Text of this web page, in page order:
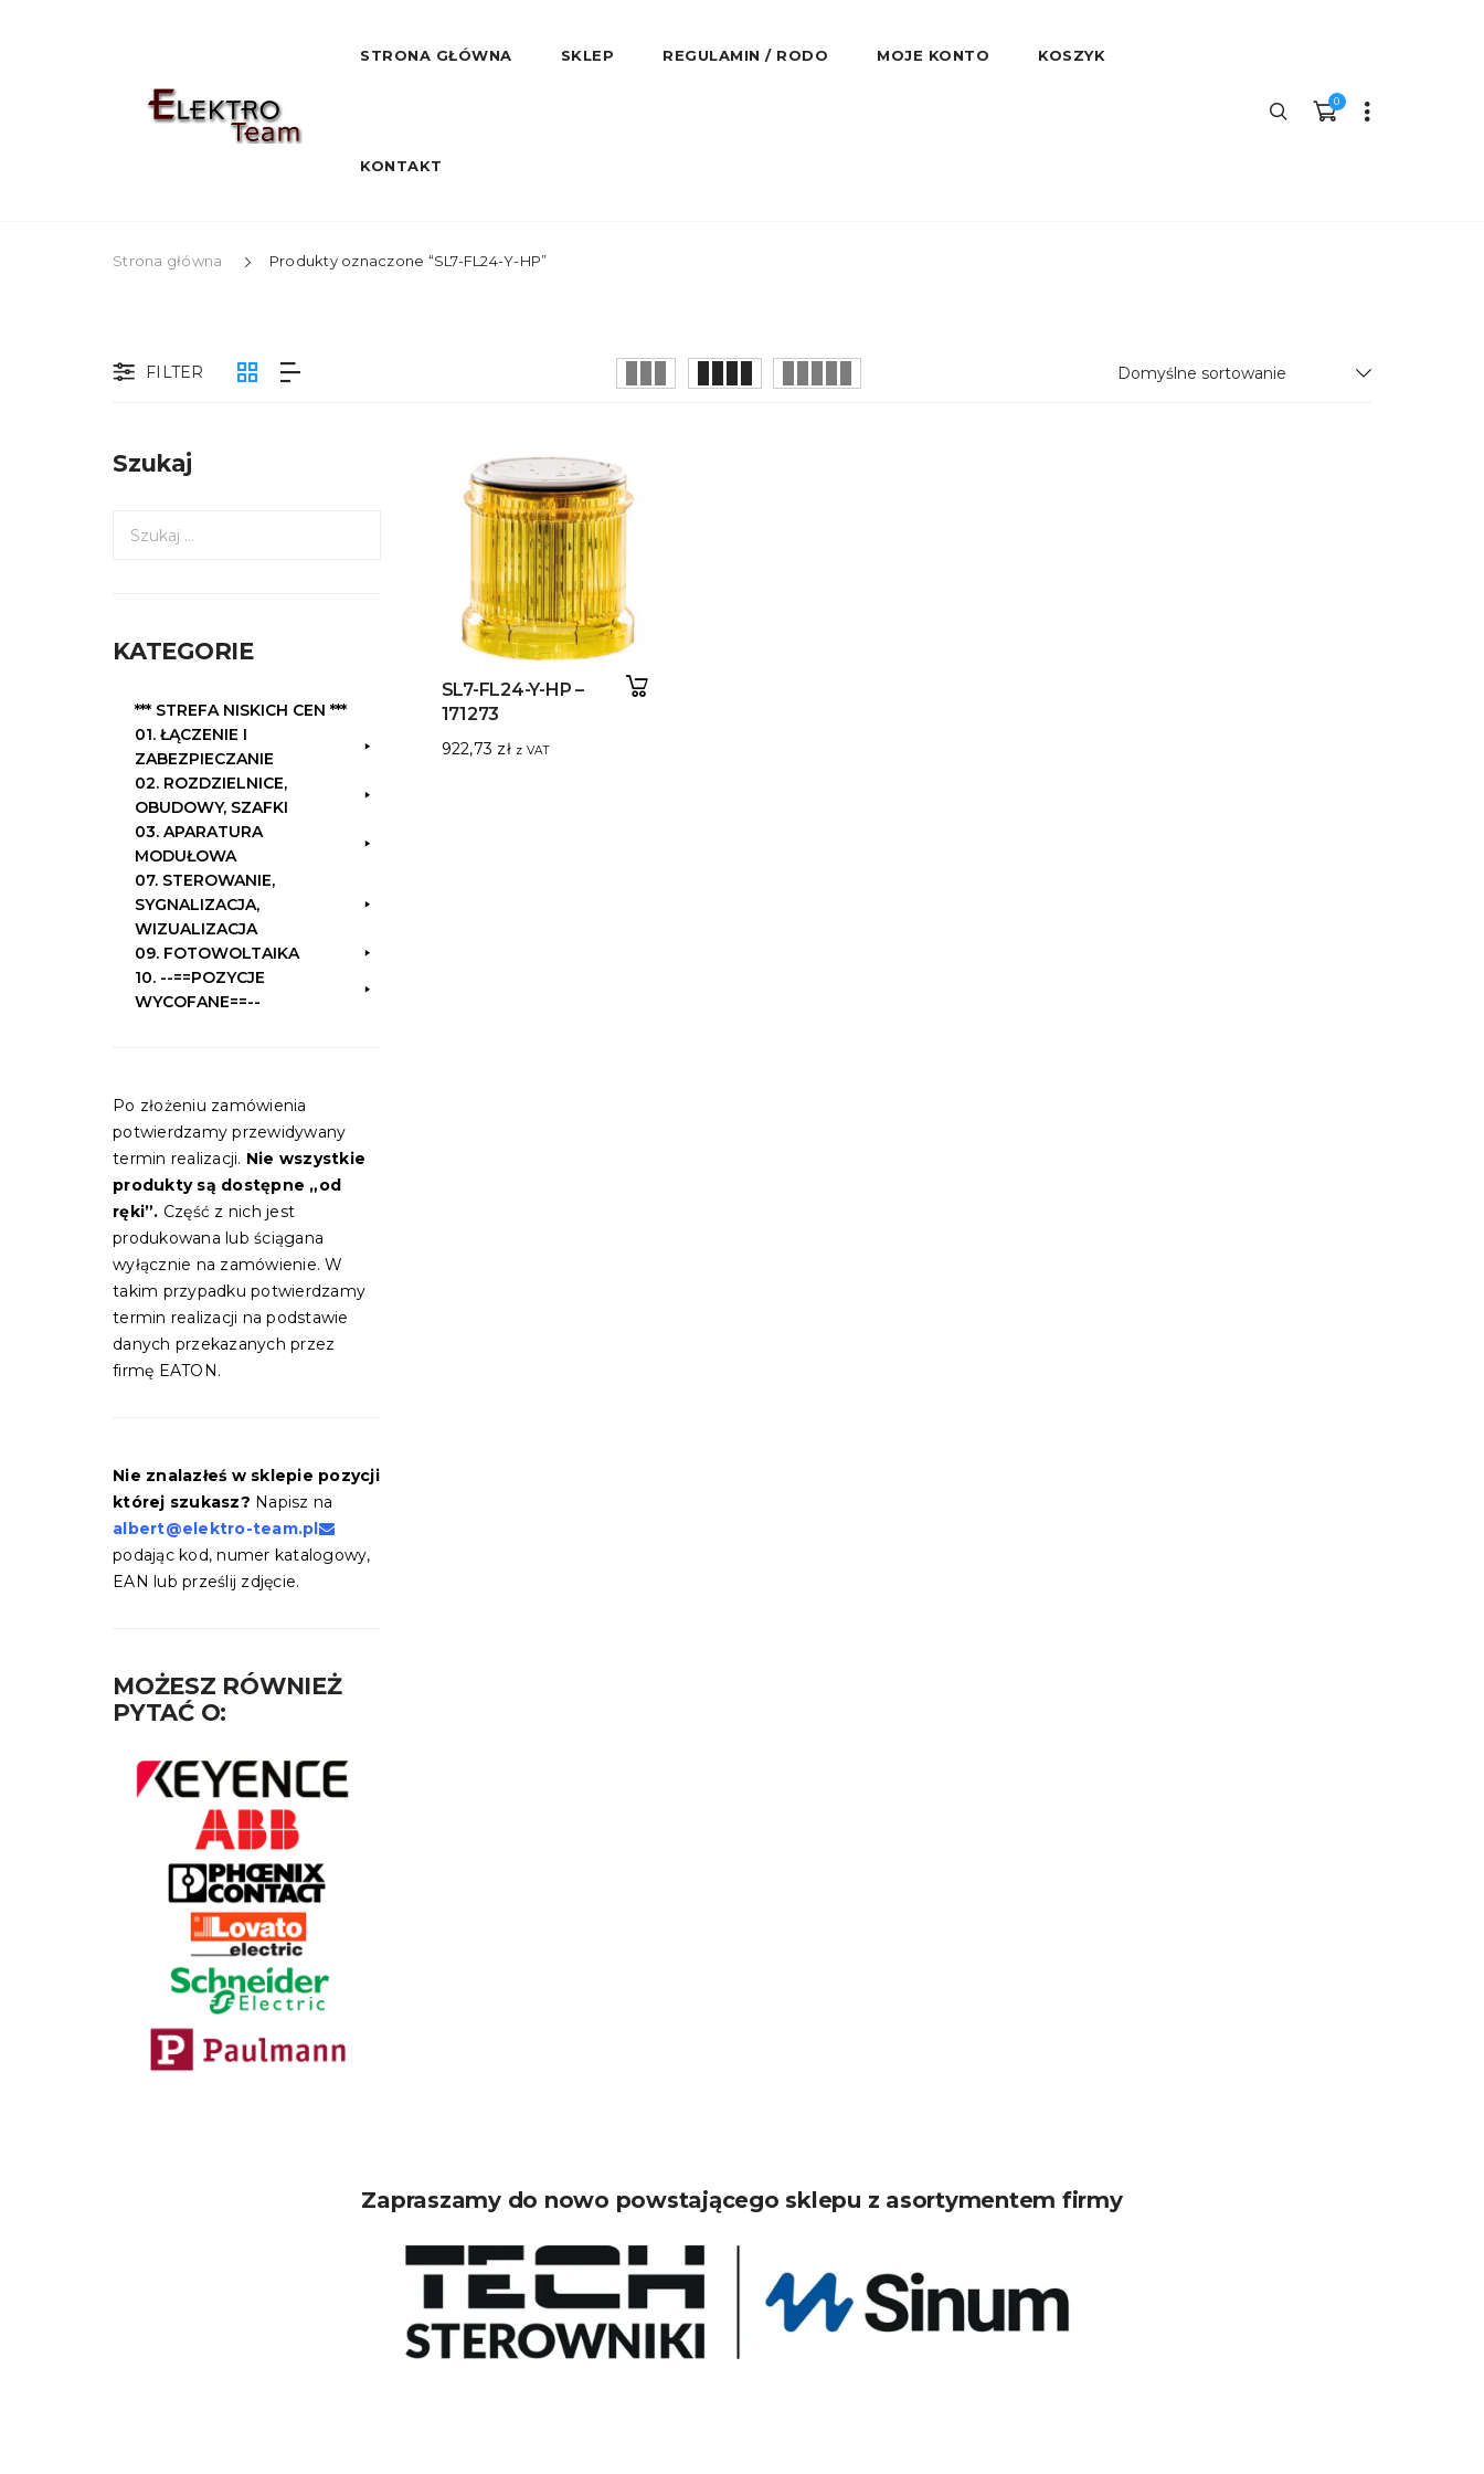
STRONA GŁÓWNA SKLEP REGULAMIN / RODO MOJE KONTO KOSZYK
KONTAKT
0
Strona główna Produkty oznaczone “SL7-FL24-Y-HP”
FILTER
Szukaj
jKATEGORIE
*** STREFA NISKICH CEN ***
01. ŁĄCZENIE I
ZABEZPIECZANIE
02. ROZDZIELNICE,
OBUDOWY, SZAFKI
03. APARATURA
MODUŁOWA
07. STEROWANIE,
SYGNALIZACJA,
WIZUALIZACJA
09. FOTOWOLTAIKA
10. --==POZYCJE
WYCOFANE==--
Po złożeniu zamówienia
potwierdzamy przewidywany
termin realizacji. Nie wszystkie
produkty są dostępne „od
ręki”. Część z nich jest
produkowana lub ściągana
wyłącznie na zamówienie. W
takim przypadku potwierdzamy
termin realizacji na podstawie
danych przekazanych przez
firmę EATON.
Nie znalazłeś w sklepie pozycji
której szukasz? Napisz na
albert@elektro-team.pl
podając kod, numer katalogowy,
EAN lub prześlij zdjęcie.
MOŻESZ RÓWNIEŻ
PYTAĆ O:
SL7-FL24-Y-HP –
171273
922,73 zł z VAT
Zapraszamy do nowo powstającego sklepu z asortymentem firmy